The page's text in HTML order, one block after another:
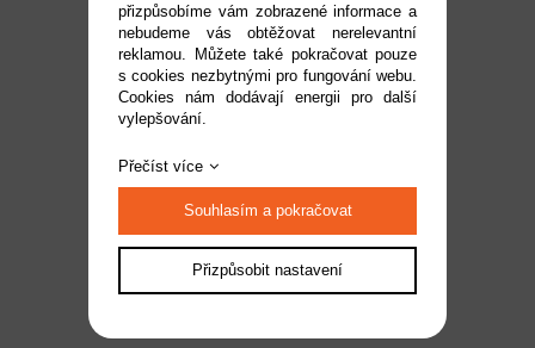
Výfuk Pitts GP61
Dostupnost:
na dotaz
1
přizpůsobíme vám zobrazené informace a
nebudeme vás obtěžovat nerelevantní
reklamou. Můžete také pokračovat pouze
s cookies nezbytnými pro fungování webu.
Cookies nám dodávají energii pro další
vylepšování.
Přečíst více
Souhlasím a pokračovat
Přizpůsobit nastavení